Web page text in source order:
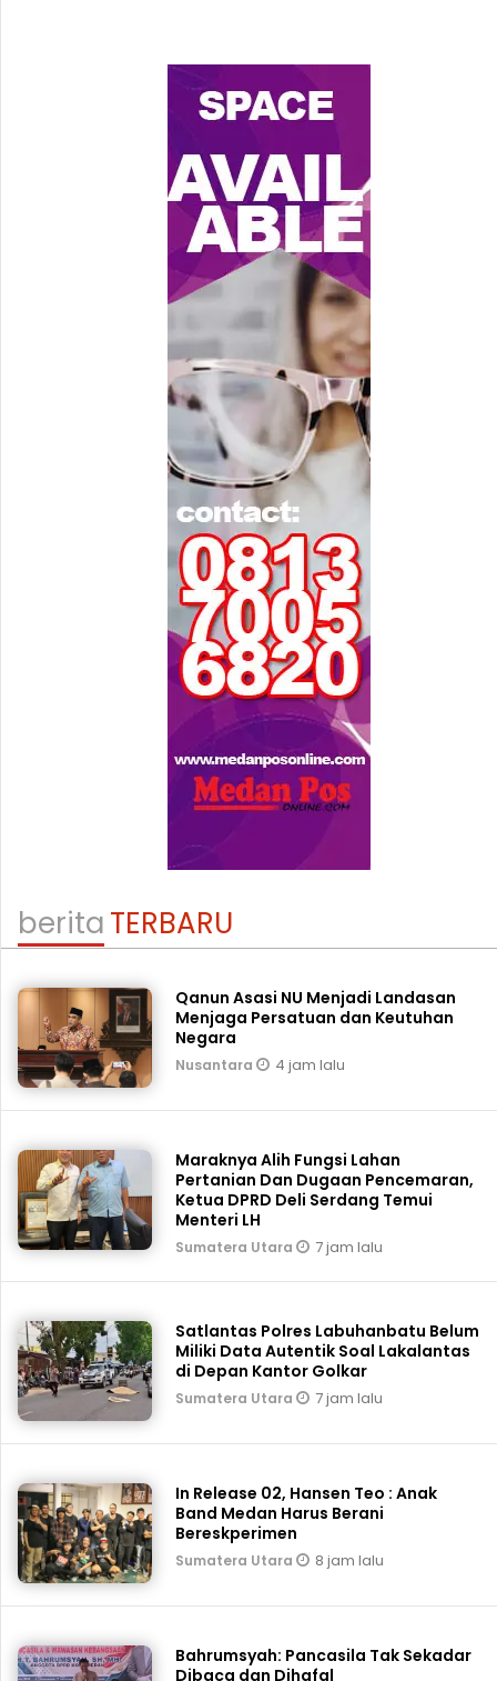
beritaTERBARU
Qanun Asasi NU Menjadi Landasan
Menjaga Persatuan dan Keutuhan
Negara
Nusantara 4 jam lalu
Maraknya Alih Fungsi Lahan
Pertanian Dan Dugaan Pencemaran,
Ketua DPRD Deli Serdang Temui
Menteri LH
Sumatera Utara 7 jam lalu
Satlantas Polres Labuhanbatu Belum
Miliki Data Autentik Soal Lakalantas
di Depan Kantor Golkar
Sumatera Utara 7 jam lalu
In Release 02, Hansen Teo : Anak
Band Medan Harus Berani
Bereskperimen
Sumatera Utara 8 jam lalu
Bahrumsyah: Pancasila Tak Sekadar
Dibaca dan Dihafal